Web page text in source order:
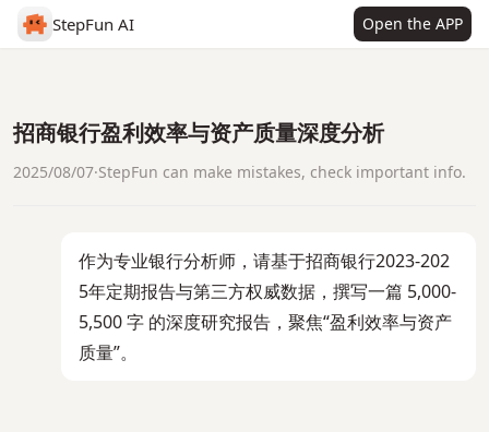
StepFun AI Open the APP
招商银行盈利效率与资产质量深度分析
2025/08/07·StepFun can make mistakes, check important info.
作为专业银行分析师，请基于招商银行2023-202
5年定期报告与第三方权威数据，撰写一篇 5,000-
5,500 字 的深度研究报告，聚焦“盈利效率与资产
质量”。